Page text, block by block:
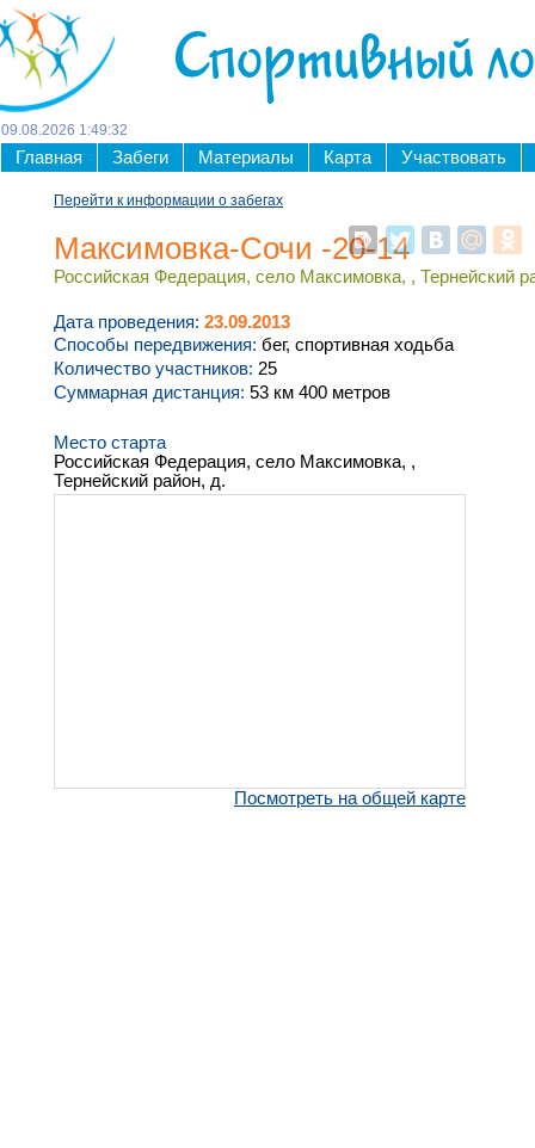
Спортивный
09 08 2026 1 :49:32
Главная Забеги Материалы Карта Участвовать
Перейти к информации о забегах
Максимовка-Сочи -20-14
Российская Федерация, село Максимовка, , Тернейский
Дата проведения: 23.09.2013
Способы передвижения: бег, спортивная ходьба
Количество участников: 25
Суммарная дистанция: 53 км 400 метров
Место старта
Российская Федерация, село Максимовка, ,
Тернейский район, д.
Посмотреть на общей карте